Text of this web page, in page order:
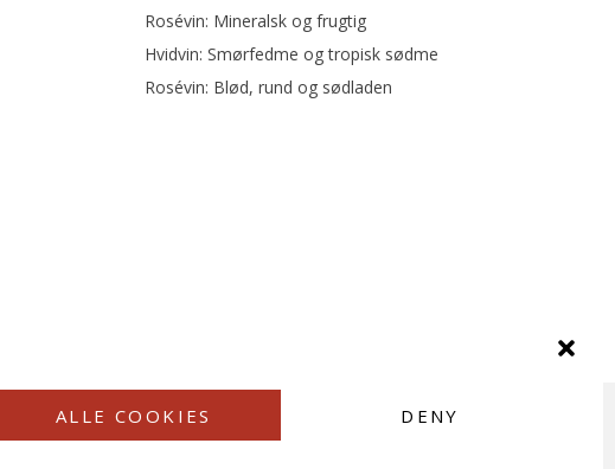
ALLE COOKIES DENY
Rosévin: Mineralsk og frugtig
Hvidvin: Smørfedme og tropisk sødme
Rosévin: Blød, rund og sødladen